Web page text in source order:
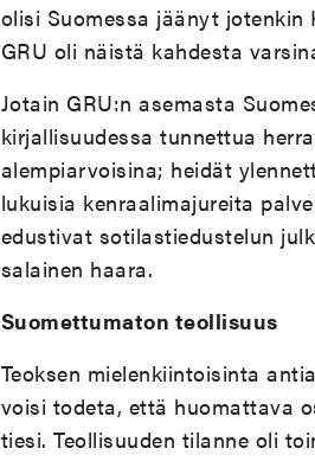
olisi Suomessa jäänyt jotenkin
GRU oli näistä kahdesta
Jotain GRU:n asemasta
kirjallisuudessa tunnettua
alempiarvoisina; heidät
lukuisia kenraalimajureita
edustivat sotilastiedustelun
salainen haara.
Suomettumaton teollisuus
Teoksen mielenkiintoisinta
voisi todeta, että huomattava
tiesi. Teollisuuden tilanne oli